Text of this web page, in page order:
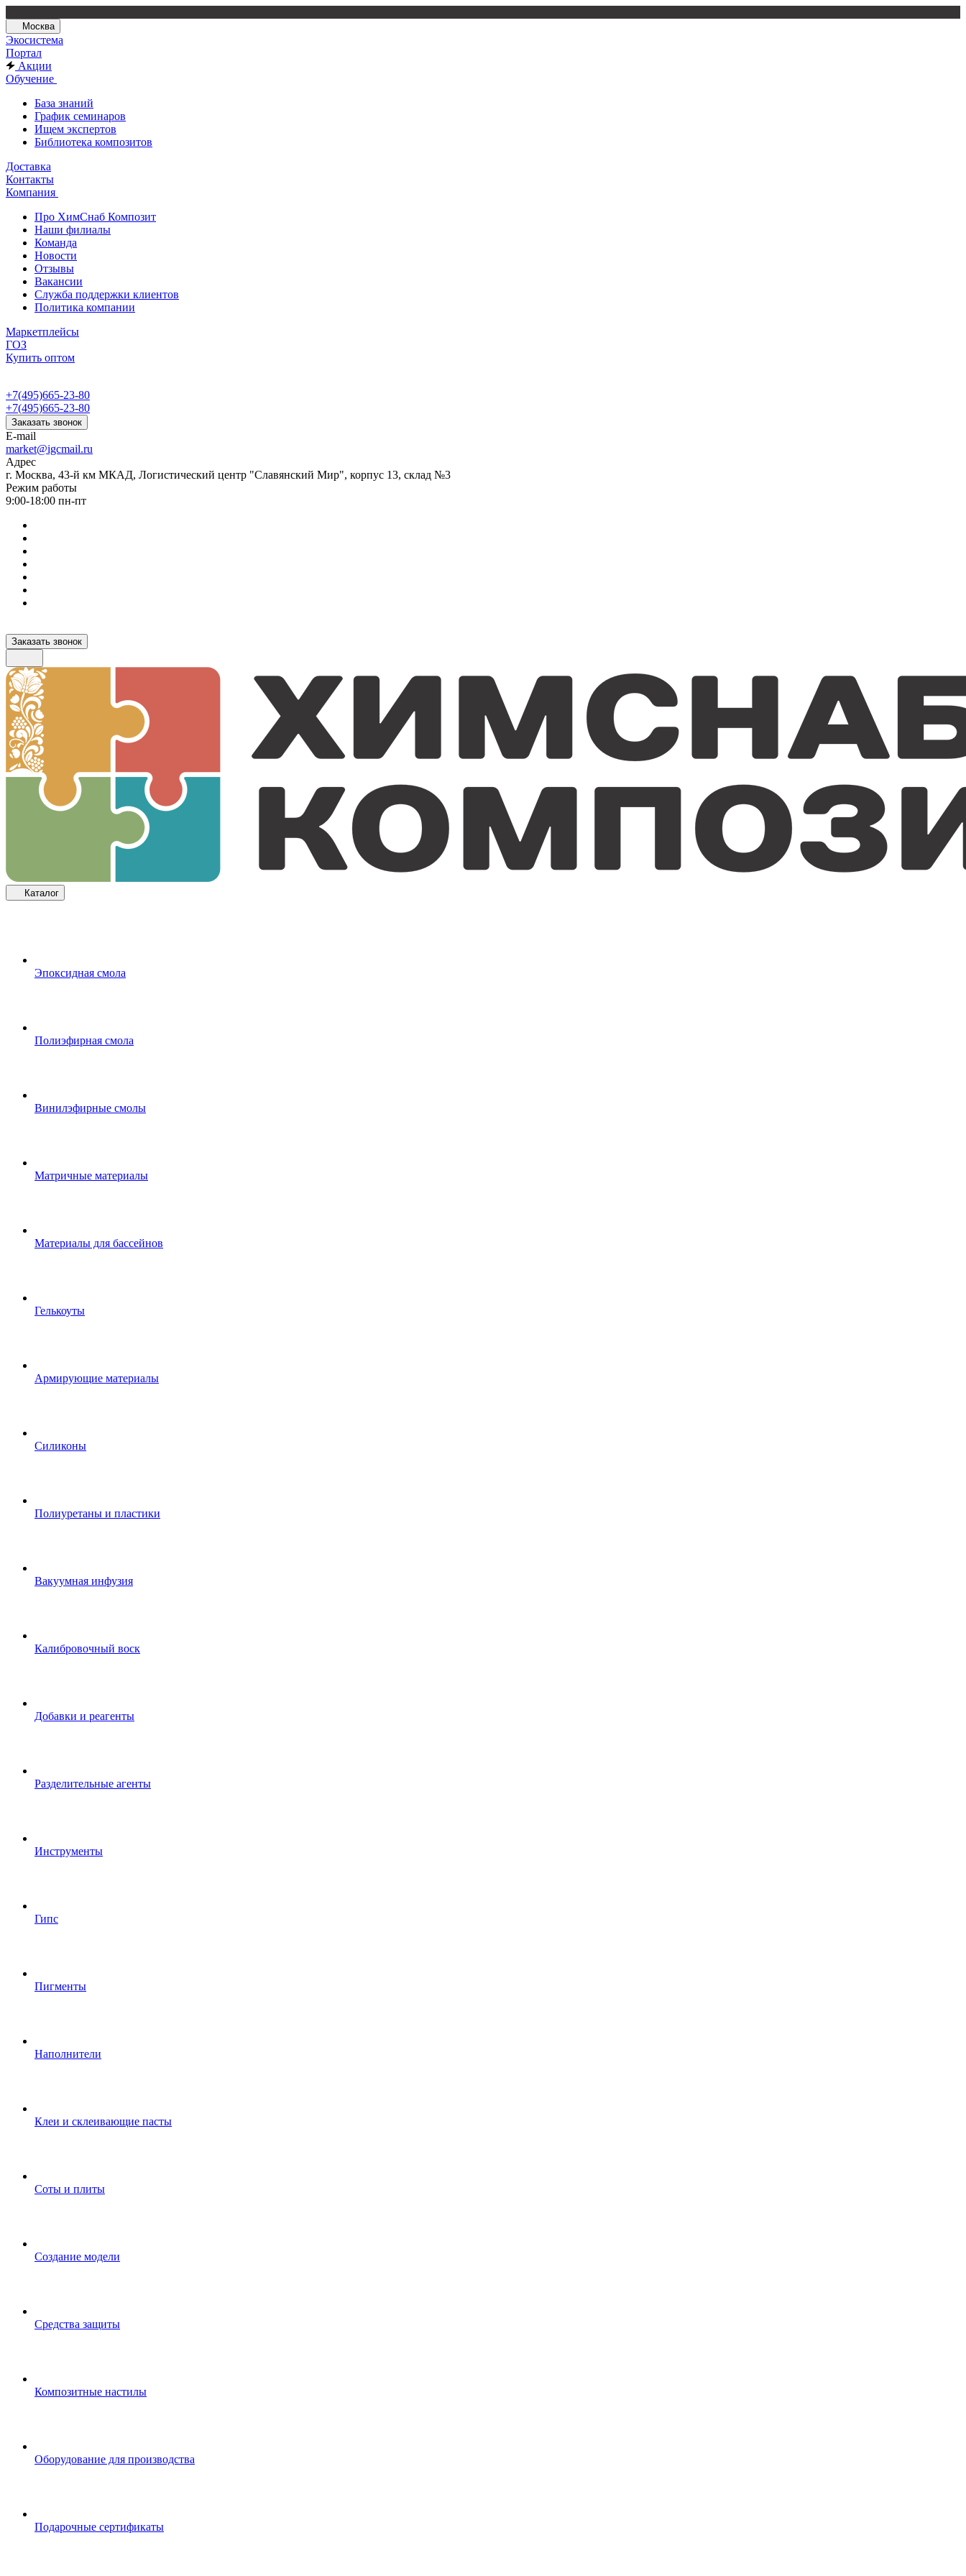
Москва
Экосистема
Портал
Акции
Обучение
База знаний
График семинаров
Ищем экспертов
Библиотека композитов
Доставка
Контакты
Компания
Про ХимСнаб Композит
Наши филиалы
Команда
Новости
Отзывы
Вакансии
Служба поддержки клиентов
Политика компании
Маркетплейсы
ГОЗ
Купить оптом
+7(495)665-23-80
+7(495)665-23-80
Заказать звонок
E-mail
market@igcmail.ru
Адрес
г. Москва, 43-й км МКАД, Логистический центр "Славянский Мир", корпус 13, склад №3
Режим работы
9:00-18:00 пн-пт
Заказать звонок
Каталог
Эпоксидная смола
Полиэфирная смола
Винилэфирные смолы
Матричные материалы
Материалы для бассейнов
Гелькоуты
Армирующие материалы
Силиконы
Полиуретаны и пластики
Вакуумная инфузия
Калибровочный воск
Добавки и реагенты
Разделительные агенты
Инструменты
Гипс
Пигменты
Наполнители
Клеи и склеивающие пасты
Соты и плиты
Создание модели
Средства защиты
Композитные настилы
Оборудование для производства
Подарочные сертификаты